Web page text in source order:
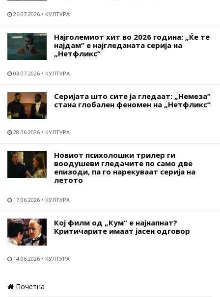
26.07.2026 КУЛТУРА
Најголемиот хит во 2026 година: „Ќе те
најдам“ е најгледаната серија на
„Нетфликс“
03.07.2026 КУЛТУРА
Серијата што сите ја гледаат: „Немеза“
стана глобален феномен на „Нетфликс“
28.06.2026 КУЛТУРА
Новиот психолошки трилер ги
воодушеви гледачите по само две
епизоди, па го нарекуваат серија на
летото
17.06.2026 КУЛТУРА
Кој филм од „Кум“ е најнапнат?
Критичарите имаат јасен одговор
14.06.2026 КУЛТУРА
Почетна